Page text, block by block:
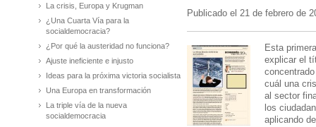
La crisis, Europa y Krugman
¿Una Cuarta Vía para la
socialdemocracia?
¿Por qué la austeridad no funciona?
Ajuste ineficiente e injusto
Ideas para la próxima victoria socialista
Una Europa en transformación
La triple vía de la nueva
socialdemocracia
Publicado el 21 de febrero de
Esta
explicar el
cuál una
al sector
los
aplicando